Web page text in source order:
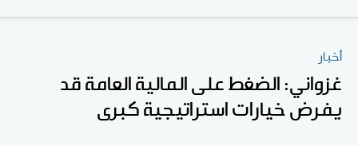
أخبار
غزواني: الضغط على المالية العامة قد
يفرض خيارات استراتيجية كبرى